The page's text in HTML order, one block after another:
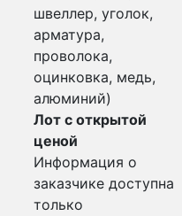
швеллер, уголок,
арматура,
проволока,
оцинковка, медь,
алюминий)
Лот с открытой
ценой
Информация о
заказчике доступна
только